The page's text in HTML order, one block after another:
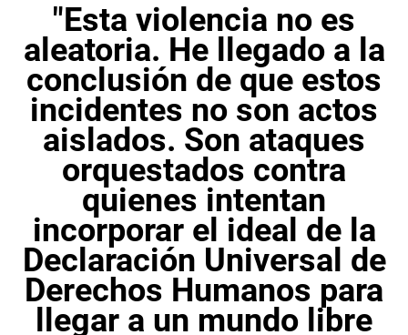
"Esta violencia no es
aleatoria. He llegado a la
conclusión de que estos
incidentes no son actos
aislados. Son ataques
orquestados contra
quienes intentan
incorporar el ideal de la
Declaración Universal de
Derechos Humanos para
llegar a un mundo libre